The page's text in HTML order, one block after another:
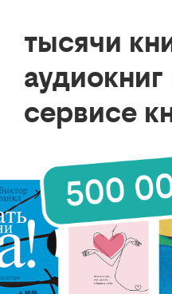
тысячи
аудиокниг
сервисе